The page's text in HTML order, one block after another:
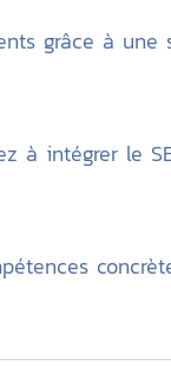
grâce à une
à intégrer le